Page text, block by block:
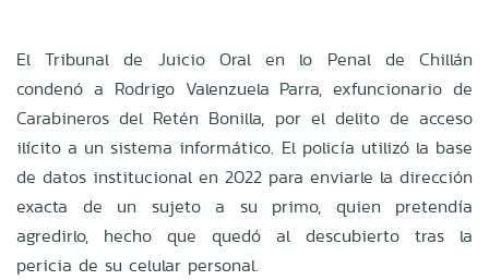
El Tribunal de Juicio Oral en lo Penal de Chillán
condenó a Rodrigo Valenzuela Parra, exfuncionario de
Carabineros del Retén Bonilla, por el delito de acceso
ilícito a un sistema informático. El policía utilizó la base
de datos institucional en 2022 para enviarle la dirección
exacta de un sujeto a su primo, quien pretendía
agredirlo, hecho que quedó al descubierto tras la
pericia de su celular personal.